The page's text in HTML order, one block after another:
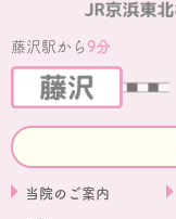
藤沢駅から9分
当院のご案内